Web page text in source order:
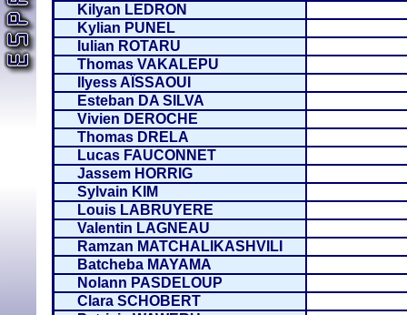
Kilyan LEDRON
Kylian PUNEL
Iulian ROTARU
Thomas VAKALEPU
Ilyess AÏSSAOUI
Esteban DA SILVA
Vivien DEROCHE
Thomas DRELA
Lucas FAUCONNET
Jassem HORRIG
Sylvain KIM
Louis LABRUYERE
Valentin LAGNEAU
Ramzan MATCHALIKASHVILI
Batcheba MAYAMA
Nolann PASDELOUP
Clara SCHOBERT